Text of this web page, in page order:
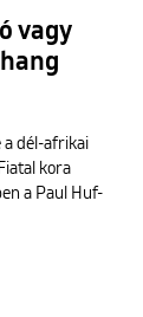
vagy
a dél-afrikai
kora
a Paul Huf-